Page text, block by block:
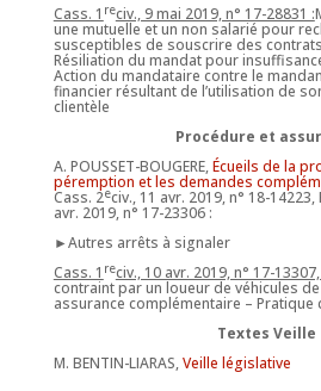
Cass. 1 reciv., 9 mai 2019, n° 17-28831 :
une mutuelle et un non salarié pour
susceptibles de souscrire des
Résiliation du mandat pour
Action du mandataire contre le
financier résultant de l’utilisation de
clientèle
Procédure et
A. POUSSET-BOUGERE,Écueils de la
péremption et les demandes
Cass. 2eciv., 11 avr. 2019, n° 18-14223,
avr. 2019, n° 17-23306 :
►Autres arrêts à signaler
Cass. 1 reciv., 10 avr. 2019, n° 17-13307,
contraint par un loueur de véhicules
assurance complémentaire – Pratique
Textes Veille
M. BENTIN-LIARAS,Veille législative